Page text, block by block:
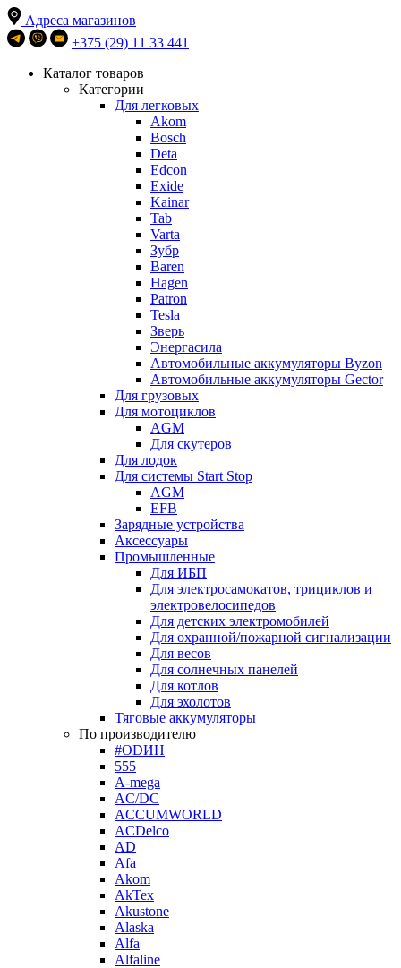
Адреса магазинов
+375 (29) 11 33 441
Каталог товаров
Категории
Для легковых
Akom
Bosch
Deta
Edcon
Exide
Kainar
Tab
Varta
Зубр
Baren
Hagen
Patron
Tesla
Зверь
Энергасила
Автомобильные аккумуляторы Byzon
Автомобильные аккумуляторы Gector
Для грузовых
Для мотоциклов
AGM
Для скутеров
Для лодок
Для системы Start Stop
AGM
EFB
Зарядные устройства
Аксессуары
Промышленные
Для ИБП
Для электросамокатов, трициклов и
электровелосипедов
Для детских электромобилей
Для охранной/пожарной сигнализации
Для весов
Для солнечных панелей
Для котлов
Для эхолотов
Тяговые аккумуляторы
По производителю
#ODИН
555
A-mega
AC/DC
ACCUMWORLD
ACDelco
AD
Afa
Akom
AkTex
Akustone
Alaska
Alfa
Alfaline